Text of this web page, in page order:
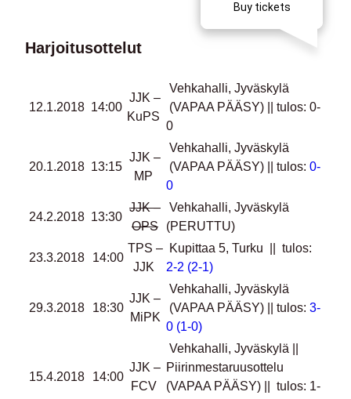
Harjoitusottelut
12.1.2018 14:00
JJK –
KuPS
Vehkahalli, Jyväskylä
(VAPAA PÄÄSY) || tulos: 0-
0
20.1.2018 13:15
JJK –
MP
Vehkahalli, Jyväskylä
(VAPAA PÄÄSY) || tulos: 0-
0
24.2.2018 13:30
JJK –
OPS
Vehkahalli, Jyväskylä
(PERUTTU)
23.3.2018 14:00
TPS –
JJK
Kupittaa 5, Turku || tulos:
2-2 (2-1)
29.3.2018 18:30
JJK –
MiPK
Vehkahalli, Jyväskylä
(VAPAA PÄÄSY) || tulos: 3-
0 (1-0)
15.4.2018 14:00
JJK –
FCV
Vehkahalli, Jyväskylä ||
Piirinmestaruusottelu
(VAPAA PÄÄSY) || tulos: 1-